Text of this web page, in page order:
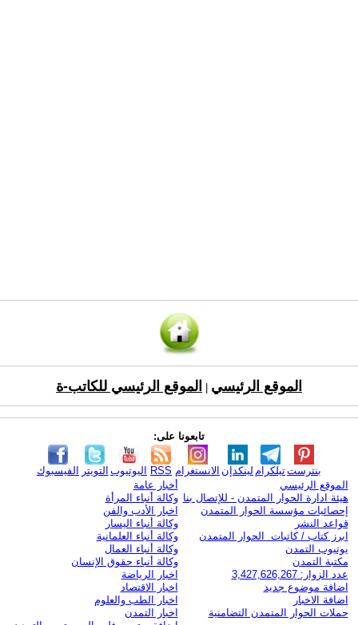
الموقع الرئيسي الموقع الرئيسي للكاتب-ة
تابعونا على:
الفيسبوك التويتر اليوتيوب RSS الانستغرام لينكدإن تيلكرامبنترست
الموقع الرئيسي
هيئة ادارة الحوار المتمدن - للإتصال بنا
إحصائيات مؤسسة الحوار المتمدن
قواعد النشر
ابرز كتاب / كاتبات الحوار المتمدن
يوتيوب التمدن
مكتبة التمدن
عدد الزوار: 3,427,626,267
اضافة موضوع جديد
اضافة الاخبار
حملات الحوار المتمدن التضامنية
أخبار عامة
وكالة أنباء المرأة
اخبار الأدب والفن
وكالة أنباء اليسار
وكالة أنباء العلمانية
وكالة أنباء العمال
وكالة أنباء حقوق الإنسان
اخبار الرياضة
اخبار الاقتصاد
اخبار الطب والعلوم
اخبار التمدن